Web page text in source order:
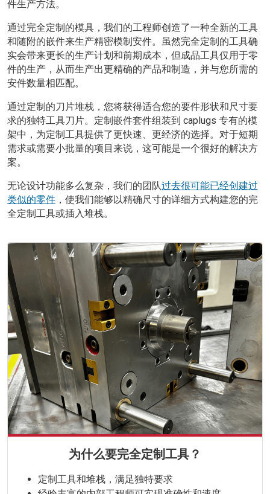
件生产方法。
通过完全定制的模具，我们的工程师创造了一种全新的工具
和随附的嵌件来生产精密模制安件。虽然完全定制的工具确
实会带来更长的生产计划和前期成本，但成品工具仅用于零
件的生产，从而生产出更精确的产品和制造，并与您所需的
安件数量相匹配。
通过定制的刀片堆栈，您将获得适合您的要件形状和尺寸要
求的独特工具刀片。定制嵌件套件组装到 caplugs 专有的模
架中，为定制工具提供了更快速、更经济的选择。对于短期
需求或需要小批量的项目来说，这可能是一个很好的解决方
案。
无论设计功能多么复杂，我们的团队过去很可能已经创建过
类似的零件 ，使我们能够以精确尺寸的详细方式构建您的完
全定制工具或插入堆栈。
为什么要完全定制工具？
定制工具和堆栈，满足独特要求